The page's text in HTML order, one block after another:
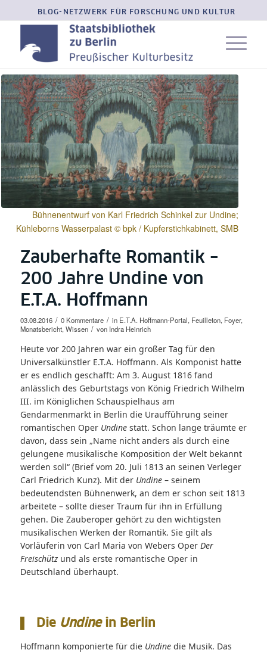
BLOG-NETZWERK FÜR FORSCHUNG UND KULTUR
Bühnenentwurf von Karl Friedrich Schinkel zur Undine;
Kühleborns Wasserpalast © bpk / Kupferstichkabinett, SMB
Zauberhafte Romantik –
200 Jahre Undine von
E.T.A. Hoffmann
03.08.2016 / 0 Kommentare / in E.T.A. Hoffmann-Portal, Feuilleton, Foyer,
Monatsbericht, Wissen / von Indra Heinrich
Heute vor 200 Jahren war ein großer Tag für den
Universalkünstler E.T.A. Hoffmann. Als Komponist hatte
er es endlich geschafft: Am 3. August 1816 fand
anlässlich des Geburtstags von König Friedrich Wilhelm
III. im Königlichen Schauspielhaus am
Gendarmenmarkt in Berlin die Uraufführung seiner
romantischen Oper Undinestatt. Schon lange träumte er
davon, dass sein „Name nicht anders als durch eine
gelungene musikalische Komposition der Welt bekannt
werden soll“ (Brief vom 20. Juli 1813 an seinen Verleger
Carl Friedrich Kunz). Mit der Undine– seinem
bedeutendsten Bühnenwerk, an dem er schon seit 1813
arbeitete – sollte dieser Traum für ihn in Erfüllung
gehen. Die Zauberoper gehört zu den wichtigsten
musikalischen Werken der Romantik. Sie gilt als
Vorläuferin von Carl Maria von Webers Oper Der
Freischützund als erste romantische Oper in
Deutschland überhaupt.
Die Undinein Berlin
Hoffmann komponierte für die Undinedie Musik. Das